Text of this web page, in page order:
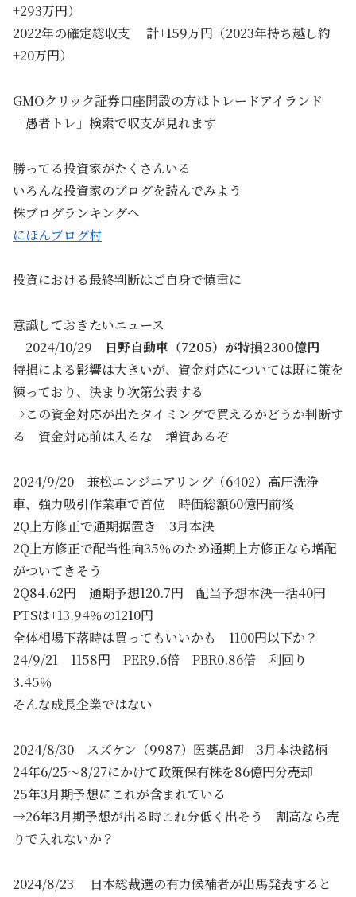
+293万円）
2022年の確定総収支 計+159万円（2023年持ち越し約
+20万円）
GMOクリック証券口座開設の方はトレードアイランド
「愚者トレ」検索で収支が見れます
勝ってる投資家がたくさんいる
いろんな投資家のブログを読んでみよう
株ブログランキングへ
にほんブログ村
投資における最終判断はご自身で慎重に
意識しておきたいニュース
2024/10/29
日野自動車（7205）が特損2300億円
特損による影響は大きいが、資金対応については既に策を
練っており、決まり次第公表する
→この資金対応が出たタイミングで買えるかどうか判断す
る 資金対応前は入るな 増資あるぞ
2024/9/20 兼松エンジニアリング（6402）高圧洗浄
車、強力吸引作業車で首位 時価総額60億円前後
2Q上方修正で通期据置き 3月本決
2Q上方修正で配当性向35％のため通期上方修正なら増配
がついてきそう
2Q84.62円 通期予想120.7円 配当予想本決一括40円
PTSは+13.94％の1210円
全体相場下落時は買ってもいいかも 1100円以下か？
24/9/21 1158円 PER9.6倍 PBR0.86倍 利回り
3.45％
そんな成長企業ではない
2024/8/30 スズケン（9987）医薬品卸 3月本決銘柄
24年6/25～8/27にかけて政策保有株を86億円分売却
25年3月期予想にこれが含まれている
→26年3月期予想が出る時これ分低く出そう 割高なら売
りで入れないか？
2024/8/23 日本総裁選の有力候補者が出馬発表すると